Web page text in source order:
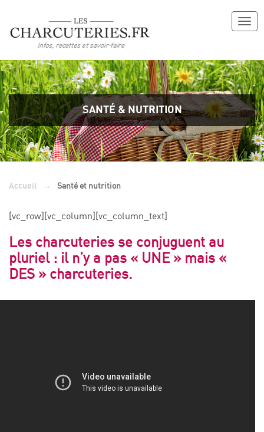
SANTÉ & NUTRITION
Accueil → Santé et nutrition
[vc_row][vc_column][vc_column_text]
Les charcuteries se conjuguent au
pluriel : il n’y a pas « UNE » mais «
DES » charcuteries.